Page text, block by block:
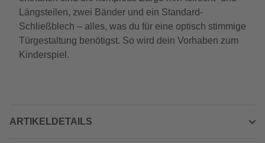
Längsteilen, zwei Bänder und ein Standard-
Schließblech – alles, was du für eine optisch stimmige
Türgestaltung benötigst. So wird dein Vorhaben zum
Kinderspiel.
ARTIKELDETAILS